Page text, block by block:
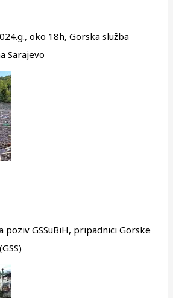
oko 18h, Gorska služba
Sarajevo
poziv GSSuBiH, pripadnici Gorske